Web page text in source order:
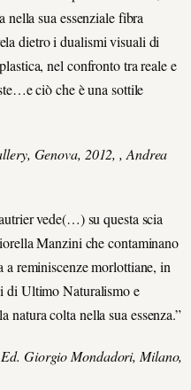
nella sua essenziale fibra
dietro i dualismi visuali di
nel confronto tra reale e
ciò che è una sottile
Genova, 2012, , Andrea
vede(…) su questa scia
Manzini che contaminano
a reminiscenze morlottiane, in
di Ultimo Naturalismo e
natura colta nella sua essenza.”
Giorgio Mondadori, Milano,